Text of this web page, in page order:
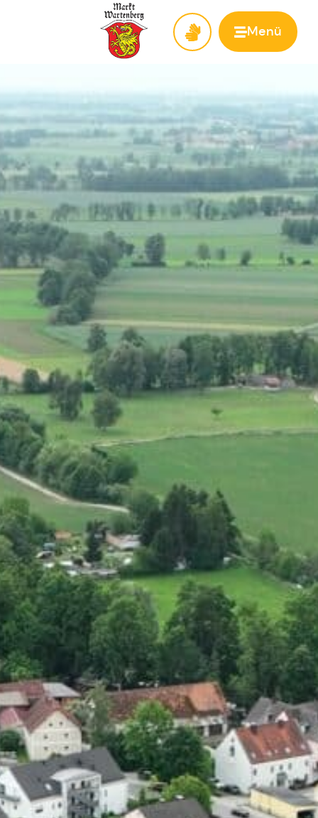
Menü